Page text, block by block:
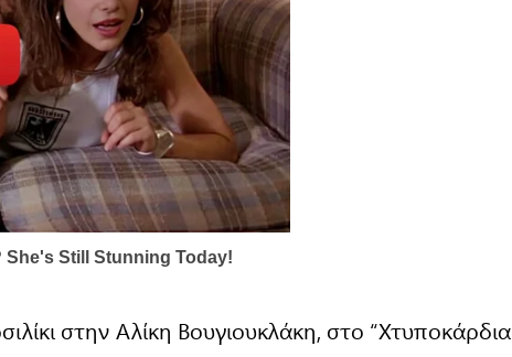
στην Αλίκη Βουγιουκλάκη, στο “Χτυποκάρδια